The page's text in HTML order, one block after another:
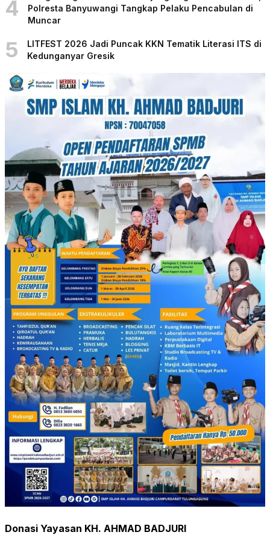
4
Polresta Banyuwangi Tangkap Pelaku Pencabulan di
Muncar
5
LITFEST 2026 Jadi Puncak KKN Tematik Literasi ITS di
Kedunganyar Gresik
Donasi Yayasan KH. AHMAD BADJURI